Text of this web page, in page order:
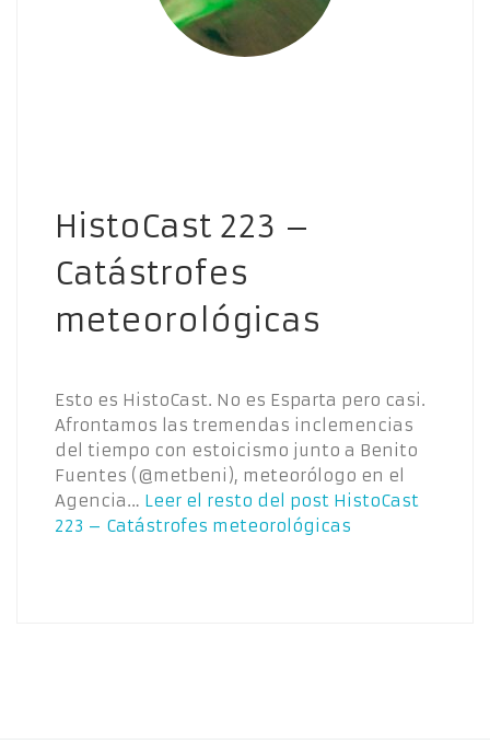
HistoCast 223 –
Catástrofes
meteorológicas
Esto es HistoCast. No es Esparta pero casi.
Afrontamos las tremendas inclemencias
del tiempo con estoicismo junto a Benito
Fuentes (@metbeni), meteorólogo en el
Agencia… Leer el resto del post HistoCast
223 – Catástrofes meteorológicas